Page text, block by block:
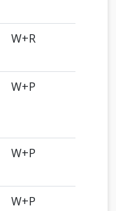
W+R
W+P
W+P
W+P